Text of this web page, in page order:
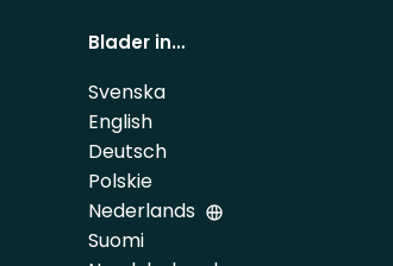
Blader in…
Svenska
English
Deutsch
Polskie
Nederlands
Suomi